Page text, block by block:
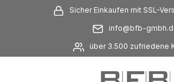
Zum Hauptinhalt springen
Sicher Einkaufen mit SSL-
info@bfb-
über 3.500 zufriedene